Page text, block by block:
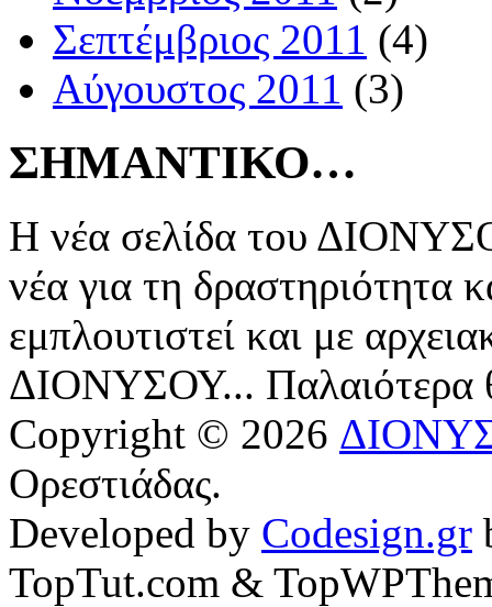
Σεπτέμβριος 2011 (4)
Αύγουστος 2011 (3)
ΣΗΜΑΝΤΙΚΟ…
Η νέα σελίδα του
νέα για τη δραστηριότητα
εμπλουτιστεί και με
ΔΙΟΝΥΣΟΥ... Παλαιότερα
Copyright © 2026
Ορεστιάδας.
Developed by Codesign.gr
TopTut.com &